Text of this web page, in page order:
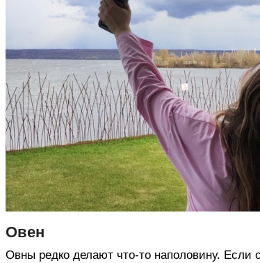
Овен
Овны редко делают что-то наполовину.